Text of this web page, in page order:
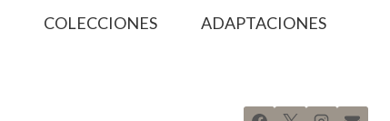
COLECCIONES ADAPTACIONES